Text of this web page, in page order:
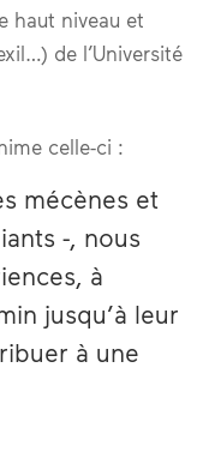
haut niveau et
de l’Université
celle-ci :
mécènes et
-, nous
à
jusqu’à leur
à une